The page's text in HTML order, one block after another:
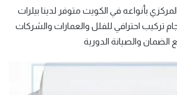
بأنواعه في الكويت متوفر لدينا بيلرات
تركيب احترافي للفلل والعمارات والشركات
الضمان والصيانة الدورية